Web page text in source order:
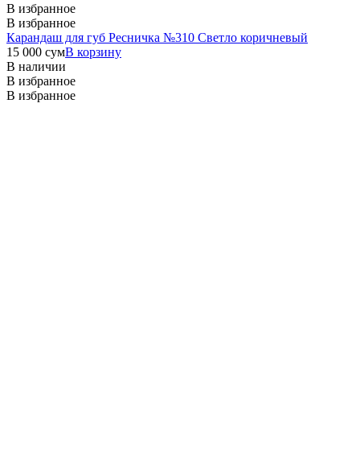
В избранное
В избранное
Карандаш для губ Ресничка №310 Светло коричневый
15 000 сумВ корзину
В наличии
В избранное
В избранное